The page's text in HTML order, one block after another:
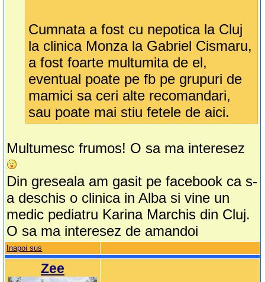
Cumnata a fost cu nepotica la Cluj
la clinica Monza la Gabriel Cismaru,
a fost foarte multumita de el,
eventual poate pe fb pe grupuri de
mamici sa ceri alte recomandari,
sau poate mai stiu fetele de aici.
Multumesc frumos! O sa ma interesez
Din greseala am gasit pe facebook ca s-
a deschis o clinica in Alba si vine un
medic pediatru Karina Marchis din Cluj.
O sa ma interesez de amandoi
Inapoi sus
Zee